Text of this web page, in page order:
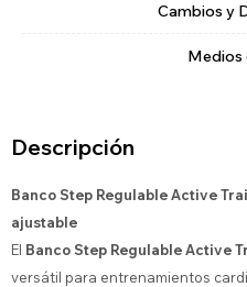
Cambios y
Medios
Descripción
Banco Step Regulable Active
ajustable
El Banco Step Regulable Active
versátil para entrenamientos